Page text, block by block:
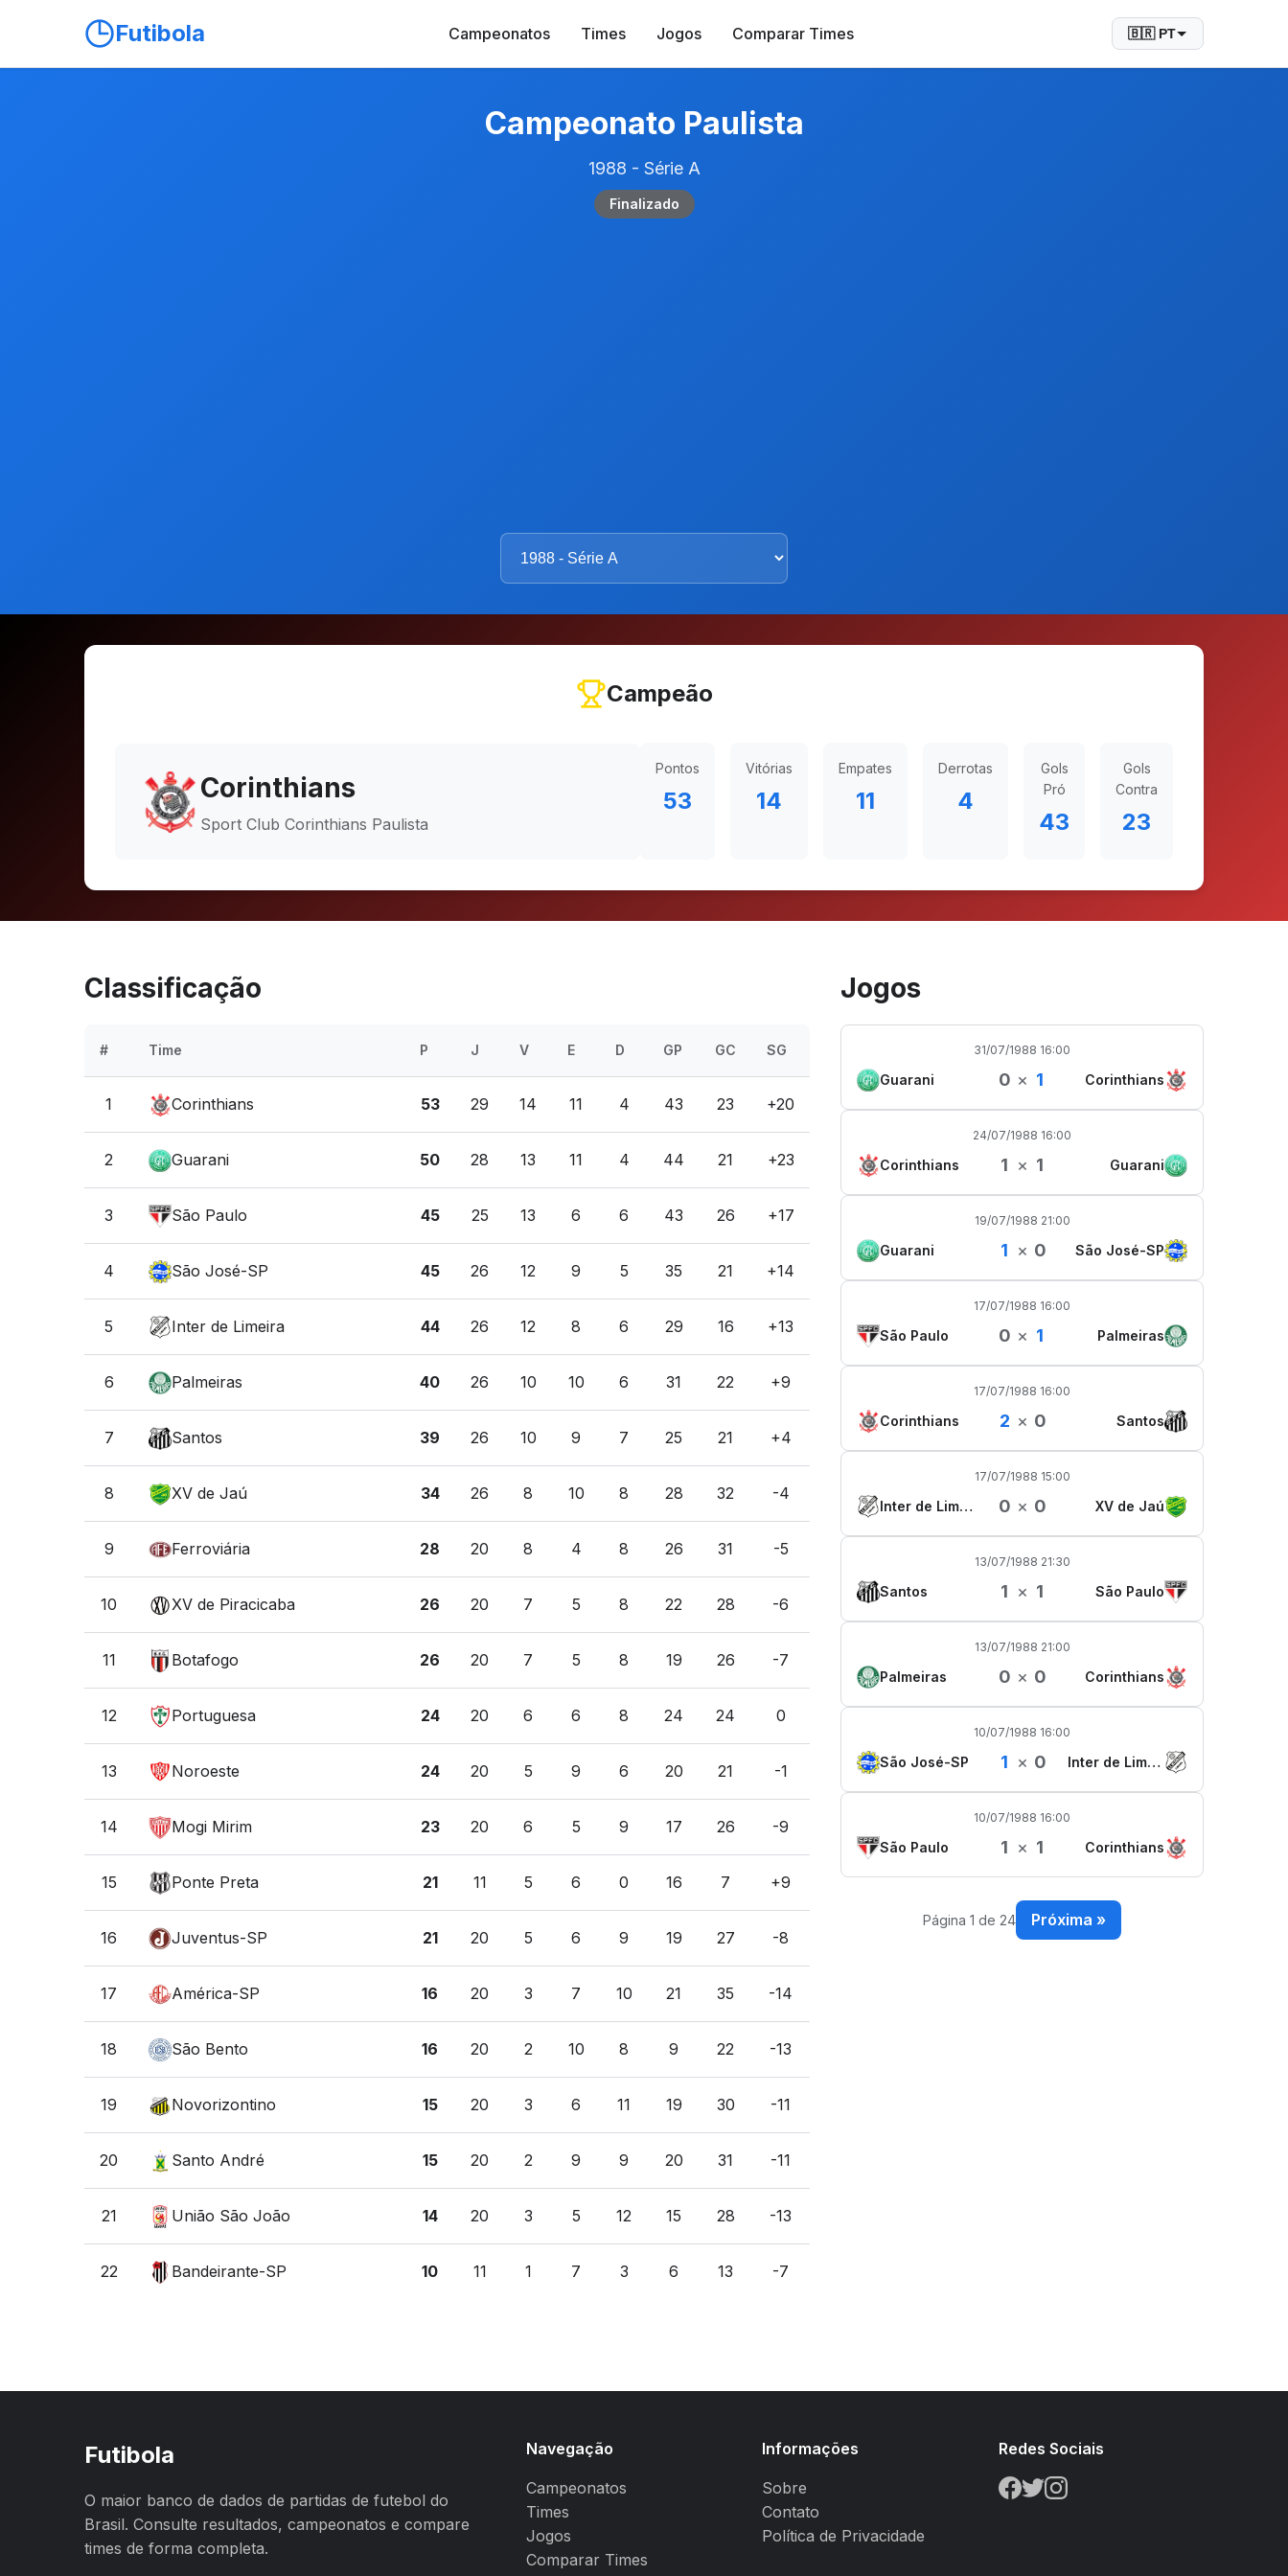
Futibola Campeonatos Times Jogos Comparar Times 🇧🇷 PT
Campeonato Paulista
1988 - Série A
Finalizado
Campeão
Corinthians
Sport Club Corinthians Paulista
Pontos
53
Vitórias
14
Empates
11
Derrotas
4
Gols
Pró
43
Gols
Contra
23
Classificação
# Time P J V E D GP GC SG
1 Corinthians 53 29 14 11 4 43 23 +20
2 Guarani 50 28 13 11 4 44 21 +23
3 São Paulo 45 25 13 6 6 43 26 +17
4 São José-SP 45 26 12 9 5 35 21 +14
5 Inter de Limeira 44 26 12 8 6 29 16 +13
6 Palmeiras 40 26 10 10 6 31 22 +9
7 Santos 39 26 10 9 7 25 21 +4
8 XV de Jaú 34 26 8 10 8 28 32 -4
9 Ferroviária 28 20 8 4 8 26 31 -5
10 XV de Piracicaba 26 20 7 5 8 22 28 -6
11 Botafogo 26 20 7 5 8 19 26 -7
12 Portuguesa 24 20 6 6 8 24 24 0
13 Noroeste 24 20 5 9 6 20 21 -1
14 Mogi Mirim 23 20 6 5 9 17 26 -9
15 Ponte Preta 21 11 5 6 0 16 7 +9
16 Juventus-SP 21 20 5 6 9 19 27 -8
17 América-SP 16 20 3 7 10 21 35 -14
18 São Bento 16 20 2 10 8 9 22 -13
19 Novorizontino 15 20 3 6 11 19 30 -11
20 Santo André 15 20 2 9 9 20 31 -11
21 União São João 14 20 3 5 12 15 28 -13
22 Bandeirante-SP 10 11 1 7 3 6 13 -7
Jogos
31/07/1988 16:00
Guarani 0 × 1 Corinthians
24/07/1988 16:00
Corinthians 1 × 1 Guarani
19/07/1988 21:00
Guarani 1 × 0 São José-SP
17/07/1988 16:00
São Paulo 0 × 1 Palmeiras
17/07/1988 16:00
Corinthians 2 × 0 Santos
17/07/1988 15:00
Inter de Limeira 0 × 0 XV de Jaú
13/07/1988 21:30
Santos 1 × 1 São Paulo
13/07/1988 21:00
Palmeiras 0 × 0 Corinthians
10/07/1988 16:00
São José-SP 1 × 0 Inter de Limeira
10/07/1988 16:00
São Paulo 1 × 1 Corinthians
Página 1 de 24 Próxima »
Futibola
O maior banco de dados de partidas de futebol do
Brasil. Consulte resultados, campeonatos e compare
times de forma completa.
Navegação
Campeonatos
Times
Jogos
Comparar Times
Informações
Sobre
Contato
Política de Privacidade
Redes Sociais